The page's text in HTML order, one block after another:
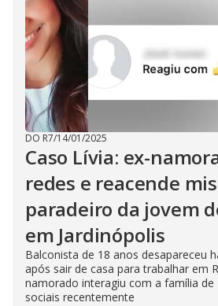
DO R7/14/01/2025
Caso Lívia: ex-
redes e reacende
paradeiro da jovem
em Jardinópolis
Balconista de 18 anos desapareceu
após sair de casa para trabalhar em
namorado interagiu com a família de
sociais recentemente